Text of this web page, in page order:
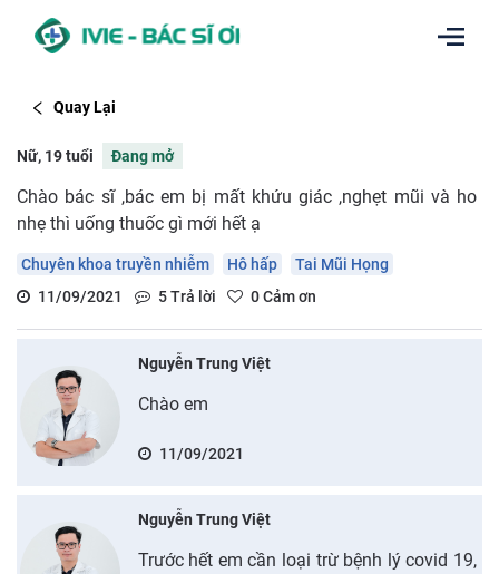
Quay Lại
Nữ, 19 tuổi Đang mở
Chào bác sĩ ,bác em bị mất khứu giác ,nghẹt mũi và ho
nhẹ thì uống thuốc gì mới hết ạ
Chuyên khoa truyền nhiễm Hô hấp
Tai Mũi Họng
11/09/2021
5Trả lời 0Cảm ơn
Nguyễn Trung Việt
Chào em
11/09/2021
Nguyễn Trung Việt
Trước hết em cần loại trừ bệnh lý covid 19,